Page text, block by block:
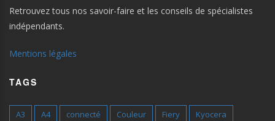
Retrouvez tous nos savoir-faire et les conseils de spécialistes
indépendants.
Mentions légales
TAGS
A3 A4 connecté Couleur Fiery
Kyocera